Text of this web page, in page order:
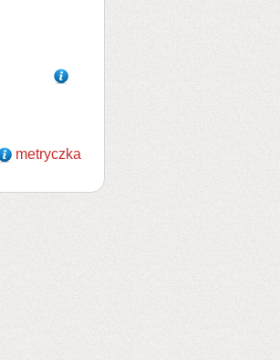
metryczka